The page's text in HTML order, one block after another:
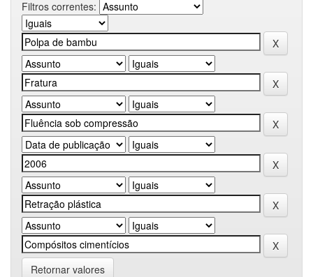
Filtros correntes:
Retornar valores